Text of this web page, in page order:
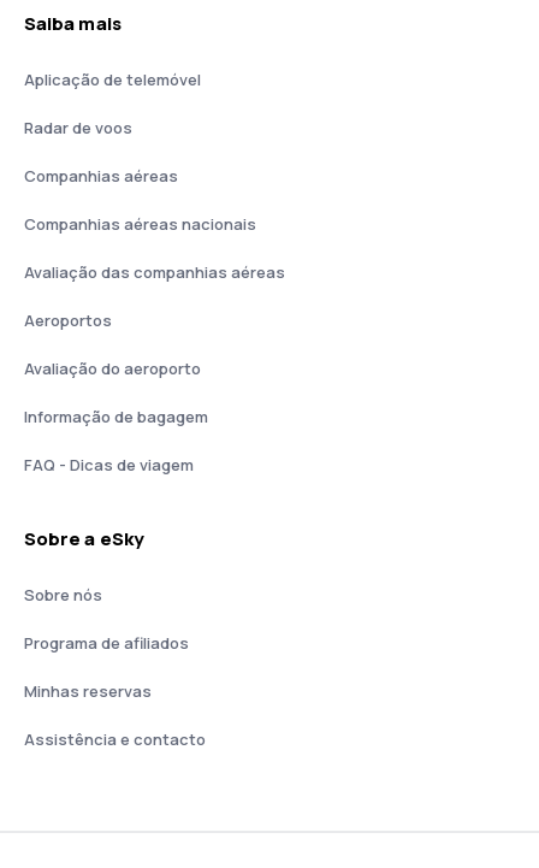
Saiba mais
Aplicação de telemóvel
Radar de voos
Companhias aéreas
Companhias aéreas nacionais
Avaliação das companhias aéreas
Aeroportos
Avaliação do aeroporto
Informação de bagagem
FAQ - Dicas de viagem
Sobre a eSky
Sobre nós
Programa de afiliados
Minhas reservas
Assistência e contacto